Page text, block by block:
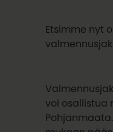
Etsimme nyt
voi osallistua